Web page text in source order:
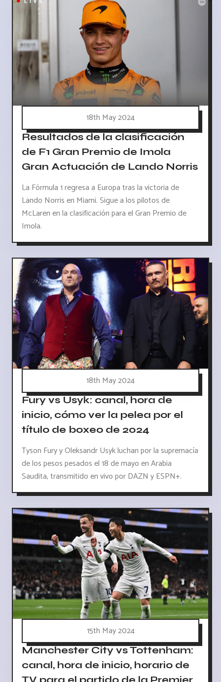
18th May 2024
Resultados de la clasificación
de F1 Gran Premio de Imola
Gran Actuación de Lando Norris
La Fórmula 1 regresa a Europa tras la victoria de
Lando Norris en Miami. Sigue a los pilotos de
McLaren en la clasificación para el Gran Premio de
Imola.
18th May 2024
Fury vs Usyk: canal, hora de
inicio, cómo ver la pelea por el
título de boxeo de 2024
Tyson Fury y Oleksandr Usyk luchan por la supremacía
de los pesos pesados el 18 de mayo en Arabia
Saudita, transmitido en vivo por DAZN y ESPN+.
15th May 2024
Manchester City vs Tottenham:
canal, hora de inicio, horario de